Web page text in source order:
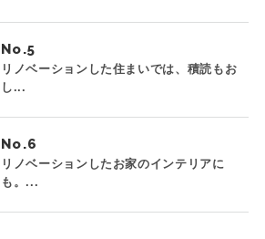
No.
リノベーションした住まいでは、積読もお
し...
No.
リノベーションしたお家のインテリアに
も。...